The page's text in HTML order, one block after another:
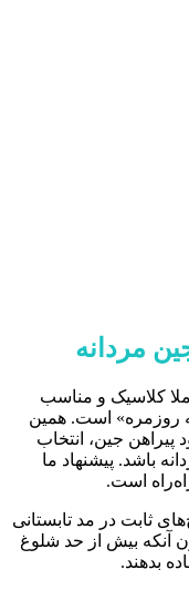
مردانه
کلاسیک و مناسب
روزمره‌» است. همین
جین، انتخاب
باشد. پیشنهاد ما
است.
ثابت در مد تابستانی
آنکه بیش از حد شلوغ‌
بدهند.